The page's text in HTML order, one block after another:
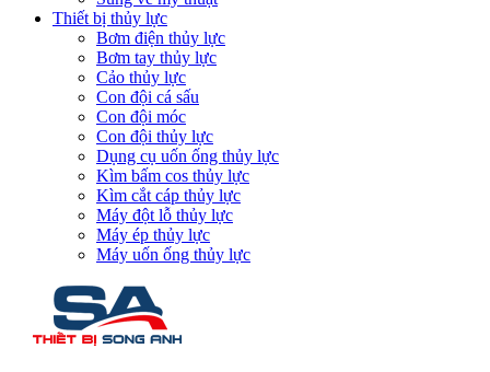
Thiết bị thủy lực
Bơm điện thủy lực
Bơm tay thủy lực
Cảo thủy lực
Con đội cá sấu
Con đội móc
Con đội thủy lực
Dụng cụ uốn ống thủy lực
Kìm bấm cos thủy lực
Kìm cắt cáp thủy lực
Máy đột lỗ thủy lực
Máy ép thủy lực
Máy uốn ống thủy lực